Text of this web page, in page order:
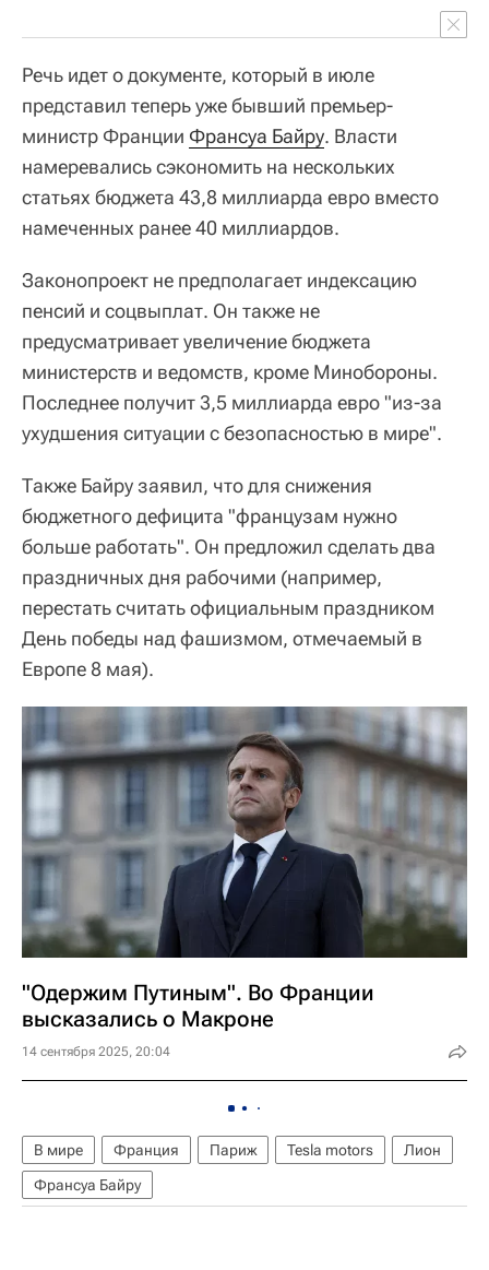
Речь идет о документе, который в июле
представил теперь уже бывший премьер-
министр Франции Франсуа Байру. Власти
намеревались сэкономить на нескольких
статьях бюджета 43,8 миллиарда евро вместо
намеченных ранее 40 миллиардов.
Законопроект не предполагает индексацию
пенсий и соцвыплат. Он также не
предусматривает увеличение бюджета
министерств и ведомств, кроме Минобороны.
Последнее получит 3,5 миллиарда евро "из-за
ухудшения ситуации с безопасностью в мире".
Также Байру заявил, что для снижения
бюджетного дефицита "французам нужно
больше работать". Он предложил сделать два
праздничных дня рабочими (например,
перестать считать официальным праздником
День победы над фашизмом, отмечаемый в
Европе 8 мая).
"Одержим Путиным". Во Франции
высказались о Макроне
14 сентября 2025, 20:04
В мире Франция Париж Tesla motors
Лион
Франсуа Байру